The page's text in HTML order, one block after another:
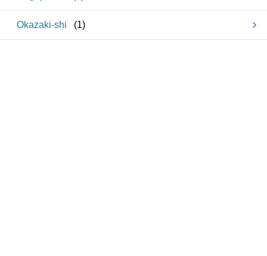
Okazaki-shi (1)